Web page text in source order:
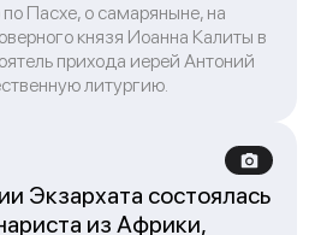
Пасхе, о самаряныне, на
князя Иоанна Калиты в
прихода иерей Антоний
литургию.
Экзархата состоялась
из Африки,